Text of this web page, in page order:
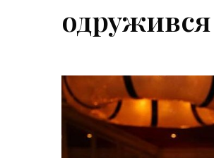
одружився